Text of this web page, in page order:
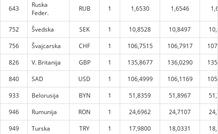
643
Ruska
Feder.
RUB 1 1,6530 1,6546
752 Švedska SEK 1 10,8528 10,8497
756
Švajcarska CHF 1 106,7515 106,7917
826
V. Britanija GBP 1 135,8677 136,0290
840
SAD USD 1 106,4999 106,1169
933
Belorusija BYN 1 51,8359 51,8967
946
Rumunija RON 1 24,6962 24,7107
949
Turska TRY 1 17,9800 18,0331